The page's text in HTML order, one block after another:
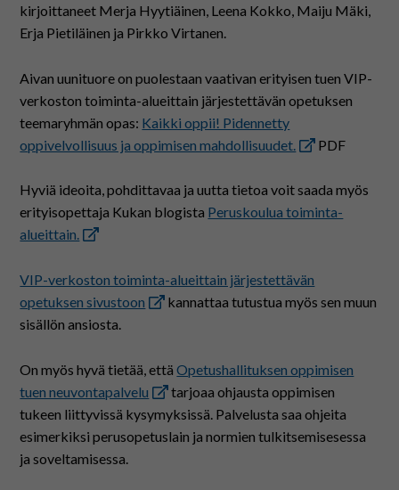
kirjoittaneet Merja Hyytiäinen, Leena Kokko, Maiju Mäki,
Erja Pietiläinen ja Pirkko Virtanen.
Aivan uunituore on puolestaan vaativan erityisen tuen VIP-
verkoston toiminta-alueittain järjestettävän opetuksen
teemaryhmän opas: Kaikki oppii! Pidennetty
oppivelvollisuus ja oppimisen mahdollisuudet.
PDF
Hyviä ideoita, pohdittavaa ja uutta tietoa voit saada myös
erityisopettaja Kukan blogista Peruskoulua toiminta-
alueittain.
VIP-verkoston toiminta-alueittain järjestettävän
opetuksen sivustoon
kannattaa tutustua myös sen muun
sisällön ansiosta.
On myös hyvä tietää, ettäOpetushallituksen oppimisen
tuen neuvontapalvelu
tarjoaa ohjausta oppimisen
tukeen liittyvissä kysymyksissä. Palvelusta saa ohjeita
esimerkiksi perusopetuslain ja normien tulkitsemisesessa
ja soveltamisessa.